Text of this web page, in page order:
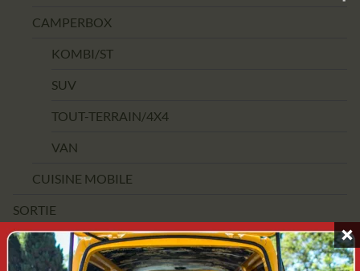
CAMPERBOX
KOMBI/ST
SUV
TOUT-TERRAIN/4X4
VAN
CUISINE MOBILE
SORTIE
FOURCHETTE DE PRIX